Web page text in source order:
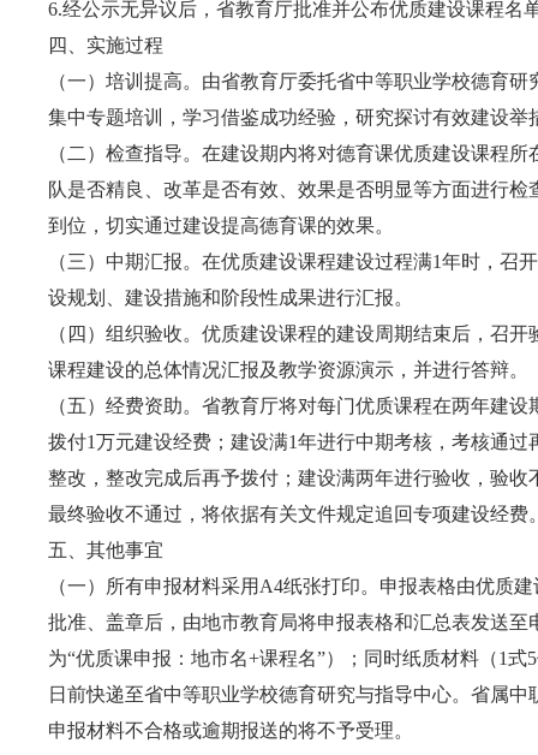
6.经公示无异议后，省教育厅批准并公布优质建设课程名
四、实施过程
（一）培训提高。由省教育厅委托省中等职业学校德育
集中专题培训，学习借鉴成功经验，研究探讨有效建设举
（二）检查指导。在建设期内将对德育课优质建设课程
队是否精良、改革是否有效、效果是否明显等方面进行
到位，切实通过建设提高德育课的效果。
（三）中期汇报。在优质建设课程建设过程满1年时，召
设规划、建设措施和阶段性成果进行汇报。
（四）组织验收。优质建设课程的建设周期结束后，召
课程建设的总体情况汇报及教学资源演示，并进行答辩。
（五）经费资助。省教育厅将对每门优质课程在两年建
拨付1万元建设经费；建设满1年进行中期考核，考核通
整改，整改完成后再予拨付；建设满两年进行验收，验
最终验收不通过，将依据有关文件规定追回专项建设经费
五、其他事宜
（一）所有申报材料采用A4纸张打印。申报表格由优质
批准、盖章后，由地市教育局将申报表格和汇总表发送至
为“优质课申报：地市名+课程名”）；同时纸质材料（1式
日前快递至省中等职业学校德育研究与指导中心。省属
申报材料不合格或逾期报送的将不予受理。